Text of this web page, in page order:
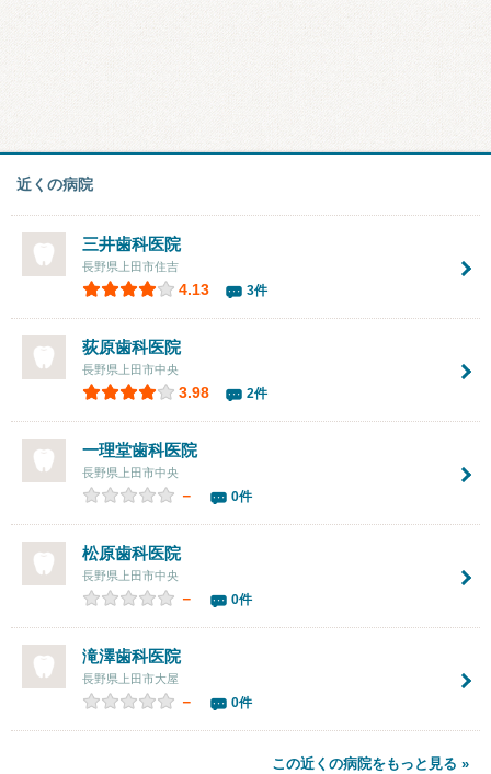
近くの病院
三井歯科医院
長野県上田市住吉
4.13 3件
荻原歯科医院
長野県上田市中央
3.98 2件
一理堂歯科医院
長野県上田市中央
－ 0件
松原歯科医院
長野県上田市中央
－ 0件
滝澤歯科医院
長野県上田市大屋
－ 0件
この近くの病院をもっと見る »